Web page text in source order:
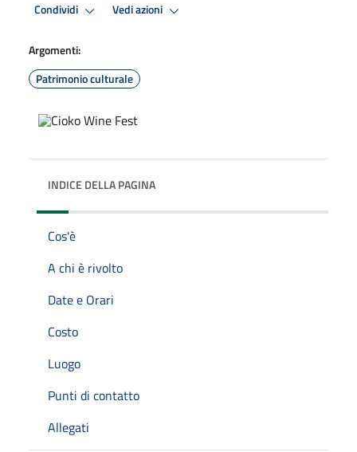
Condividi Vedi azioni
Argomenti:
Patrimonio culturale
INDICE DELLA PAGINA
Cos'è
A chi è rivolto
Date e Orari
Costo
Luogo
Punti di contatto
Allegati